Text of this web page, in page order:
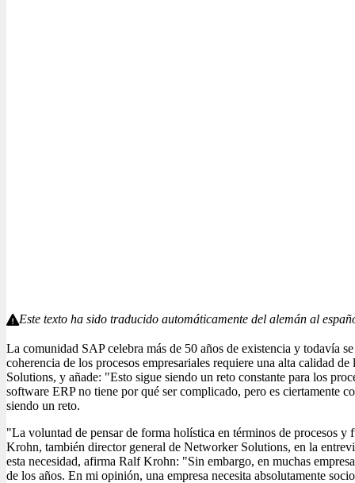
Este texto ha sido traducido automáticamente del alemán al
La comunidad SAP celebra más de 50 años de existencia y todavía
coherencia de los procesos empresariales requiere una alta calidad
Solutions, y añade: "Esto sigue siendo un reto constante para los
software ERP no tiene por qué ser complicado, pero es ciertamente
siendo un reto.
"La voluntad de pensar de forma holística en términos de procesos
Krohn, también director general de Networker Solutions, en la
esta necesidad, afirma Ralf Krohn: "Sin embargo, en muchas
de los años. En mi opinión, una empresa necesita absolutamente